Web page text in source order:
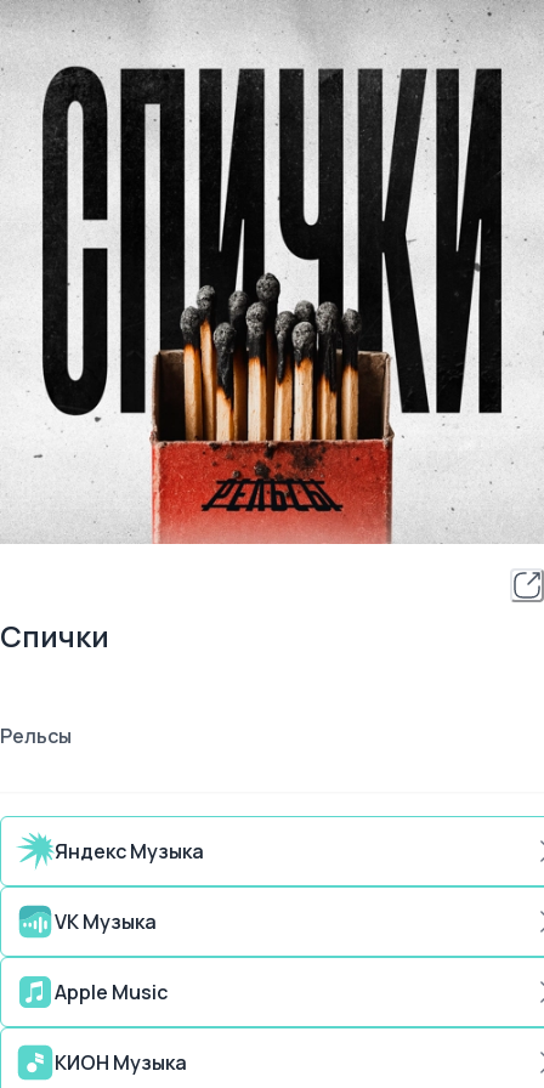
Спички
Рельсы
Яндекс Музыка
VK Музыка
Apple Music
КИОН Музыка